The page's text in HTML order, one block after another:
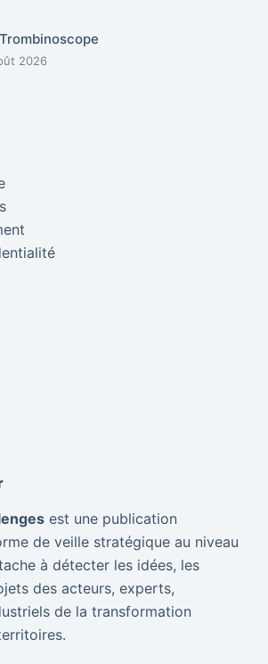
2026
est une publication
de veille stratégique au niveau
à détecter les idées, les
des acteurs, experts,
de la transformation